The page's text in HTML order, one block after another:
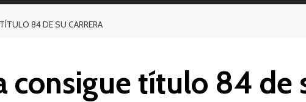
84 DE SU CARRERA
consigue título 84 de